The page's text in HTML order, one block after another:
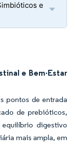
e
e Bem-Estar
pontos de entrada
de prebióticos,
digestivo
mais ampla, em